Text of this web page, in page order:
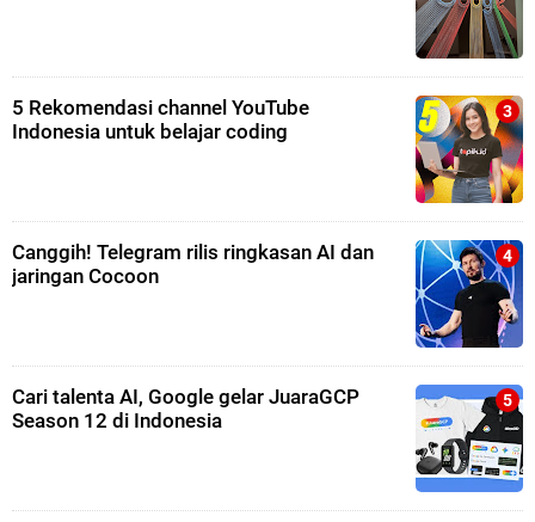
5 Rekomendasi channel YouTube
Indonesia untuk belajar coding
Canggih! Telegram rilis ringkasan AI dan
jaringan Cocoon
Cari talenta AI, Google gelar JuaraGCP
Season 12 di Indonesia